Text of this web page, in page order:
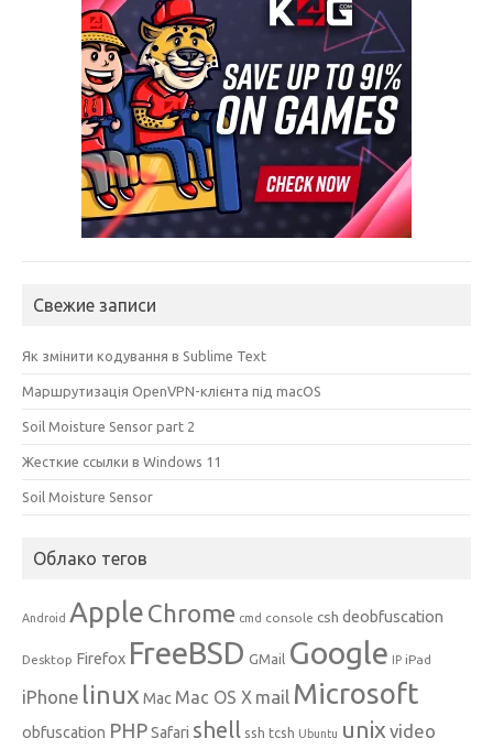
Свежие записи
Як змінити кодування в Sublime Text
Маршрутизація OpenVPN-клієнта під macOS
Soil Moisture Sensor part 2
Жесткие ссылки в Windows 11
Soil Moisture Sensor
Облако тегов
Android Apple Chrome cmd console csh deobfuscation
Desktop Firefox FreeBSD GMail Google IP iPad
iPhone linux Mac Mac OS X mail Microsoft
obfuscation PHPSafari shell ssh tcsh Ubuntu unix video